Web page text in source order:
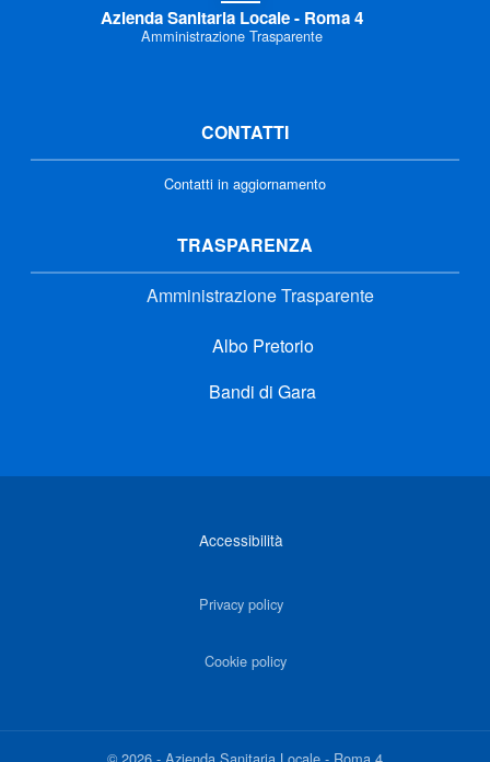
Azienda Sanitaria Locale - Roma 4
Amministrazione Trasparente
CONTATTI
Contatti in aggiornamento
TRASPARENZA
Amministrazione Trasparente
Albo Pretorio
Bandi di Gara
Accessibilità
Privacy policy
Cookie policy